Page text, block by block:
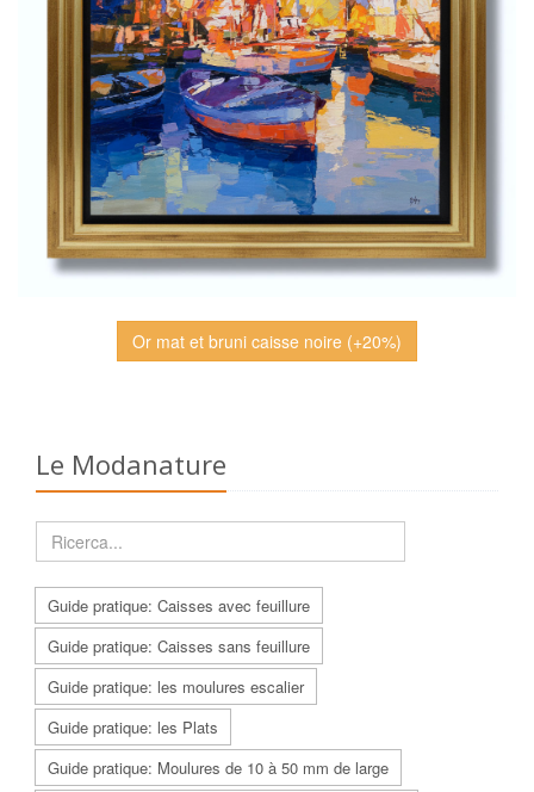
Or mat et bruni caisse noire (+20%)
Le Modanature
Guide pratique: Caisses avec feuillure
Guide pratique: Caisses sans feuillure
Guide pratique: les moulures escalier
Guide pratique: les Plats
Guide pratique: Moulures de 10 à 50 mm de large